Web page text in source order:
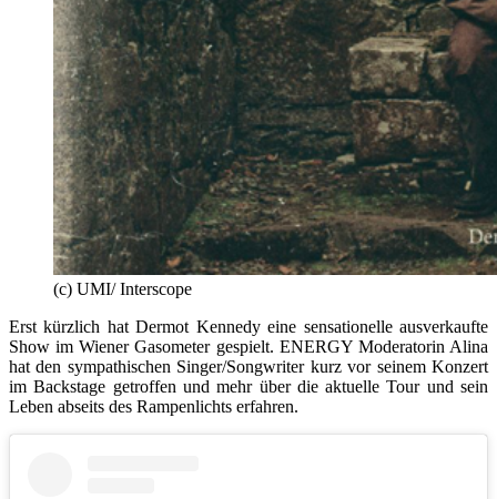
(c) UMI/ Interscope
Erst kürzlich hat Dermot Kennedy eine sensationelle ausverkaufte
Show im Wiener Gasometer gespielt. ENERGY Moderatorin Alina
hat den sympathischen Singer/Songwriter kurz vor seinem Konzert
im Backstage getroffen und mehr über die aktuelle Tour und sein
Leben abseits des Rampenlichts erfahren.